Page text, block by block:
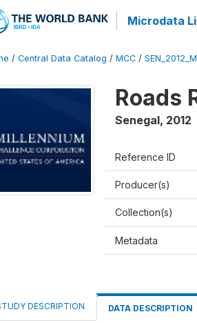
Microdata
/ Central Data Catalog / MCC /
Roads
Senegal, 2012
Reference ID
Producer(s)
Collection(s)
Metadata
DESCRIPTION DATA DESCRIPTION